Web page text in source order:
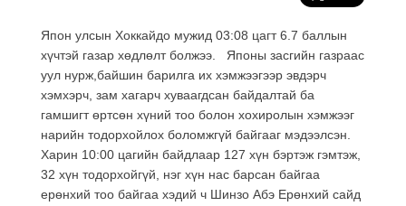
Япон улсын Хоккайдо мужид 03:08 цагт 6.7 баллын
хүчтэй газар хөдлөлт болжээ. Японы засгийн газраас
уул нурж,байшин барилга их хэмжээгээр эвдэрч
хэмхэрч, зам хагарч хуваагдсан байдалтай ба
гамшигт өртсөн хүний тоо болон хохиролын хэмжээг
нарийн тодорхойлох боломжгүй байгааг мэдээлсэн.
Харин 10:00 цагийн байдлаар 127 хүн бэртэж гэмтэж,
32 хүн тодорхойгүй, нэг хүн нас барсан байгаа
ерөнхий тоо байгаа хэдий ч Шинзо Абэ Ерөнхий сайд